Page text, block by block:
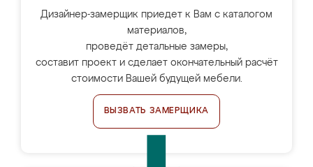
Дизайнер-замерщик приедет к Вам с каталогом
материалов,
проведёт детальные замеры,
составит проект и сделает окончательный расчёт
стоимости Вашей будущей мебели.
ВЫЗВАТЬ ЗАМЕРЩИКА